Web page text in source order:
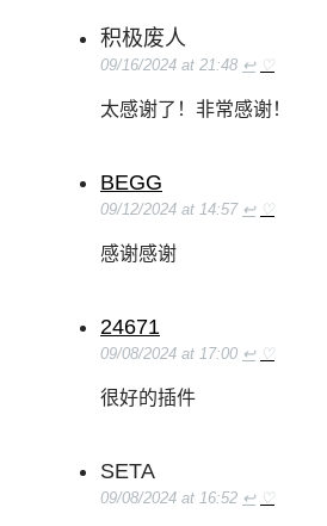
积极废人
09/16/2024 at 21:48 ↩ ♡
太感谢了！非常感谢！
BEGG
09/12/2024 at 14:57 ↩ ♡
感谢感谢
24671
09/08/2024 at 17:00 ↩ ♡
很好的插件
SETA
09/08/2024 at 16:52 ↩ ♡